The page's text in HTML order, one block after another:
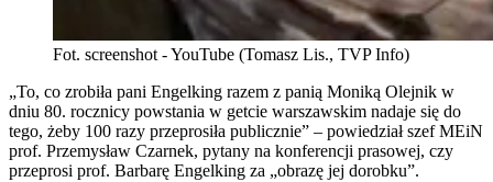
Fot. screenshot - YouTube (Tomasz Lis., TVP Info)
„To, co zrobiła pani Engelking razem z panią Moniką Olejnik w
dniu 80. rocznicy powstania w getcie warszawskim nadaje się do
tego, żeby 100 razy przeprosiła publicznie” – powiedział szef MEiN
prof. Przemysław Czarnek, pytany na konferencji prasowej, czy
przeprosi prof. Barbarę Engelking za „obrazę jej dorobku”.